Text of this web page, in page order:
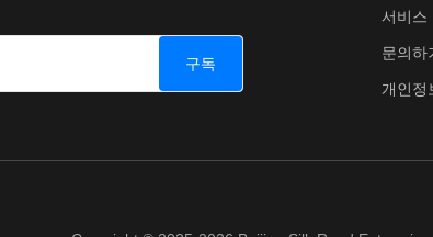
구독
서비스
문의하
개인정